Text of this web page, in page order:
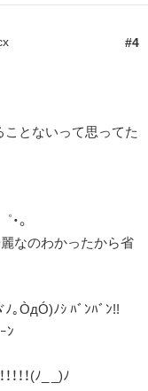
4
ことないって思ってた
。
麗なのわかったから省
｡ÒдÓ)ﾉｼ ﾊﾞﾝﾊﾞﾝ!!
ﾝ
！！(ﾉ_ _)ﾉ